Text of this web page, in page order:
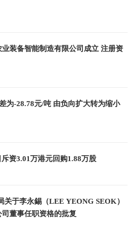
装备智能制造有限公司成立 注册资
为-28.78元/吨 由负向扩大转为缩小
资3.01万港元回购1.88万股
关于李永錫（LEE YEONG SEOK）
董事任职资格的批复